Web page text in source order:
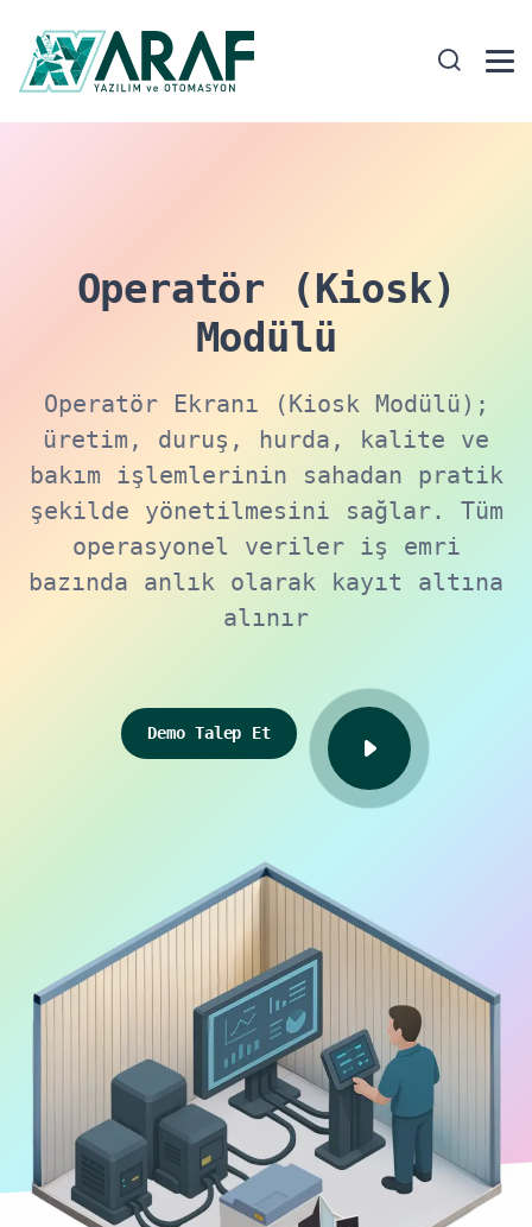
Operatör (Kiosk)
Modülü
Operatör Ekranı (Kiosk Modülü);
üretim, duruş, hurda, kalite ve
bakım işlemlerinin sahadan pratik
şekilde yönetilmesini sağlar. Tüm
operasyonel veriler iş emri
bazında anlık olarak kayıt altına
alınır
Demo Talep Et